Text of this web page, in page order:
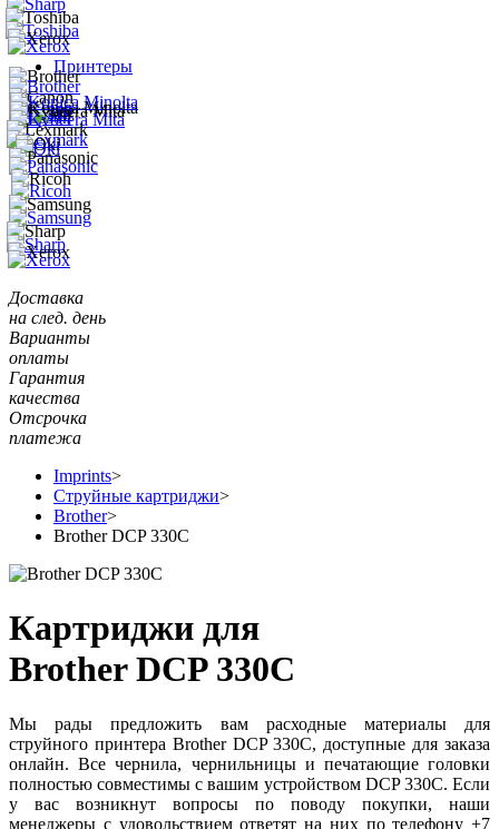
Принтеры
Доставка
на след. день
Варианты
оплаты
Гарантия
качества
Отсрочка
платежа
Imprints>
Струйные картриджи>
Brother>
Brother DCP 330C
Картриджи для
Brother DCP 330C
Мы рады предложить вам расходные материалы для
струйного принтера Brother DCP 330C, доступные для заказа
онлайн. Все чернила, чернильницы и печатающие головки
полностью совместимы с вашим устройством DCP 330C. Если
у вас возникнут вопросы по поводу покупки, наши
менеджеры с удовольствием ответят на них по телефону +7